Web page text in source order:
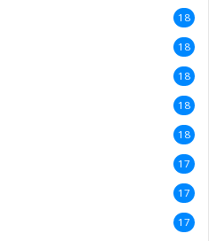
18
18
18
18
18
17
17
17